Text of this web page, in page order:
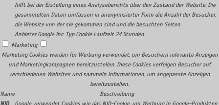
hilft bei der Erstellung eines Analyseberichts über den Zustand der Website. Die
gesammelten Daten umfassen in anonymisierter Form die Anzahl der Besucher,
die Website von der sie gekommen sind und die besuchten Seiten.
Anbieter Google Inc. Typ Cookie Laufzeit 24 Stunden
Marketing
Marketing Cookies werden für Werbung verwendet, um Besuchern relevante Anzeigen
und Marketingkampagnen bereitzustellen. Diese Cookies verfolgen Besucher auf
verschiedenen Websites und sammeln Informationen, um angepasste Anzeigen
bereitzustellen.
Name
Beschreibung
NID
Google verwendet Cookies wie das NID-Cookie, um Werbung in Google-Produkten